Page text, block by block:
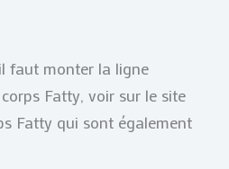
faut monter la ligne
Fatty, voir sur le site
Fatty qui sont également